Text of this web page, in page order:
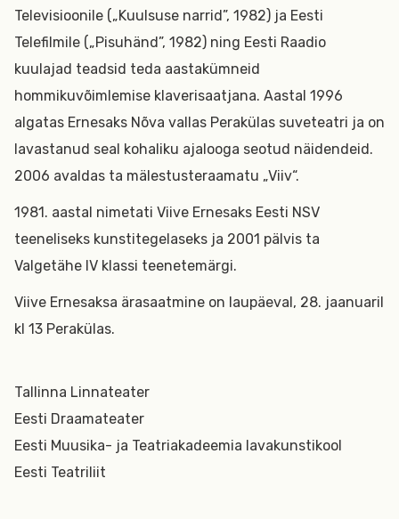
Televisioonile („Kuulsuse narrid”, 1982) ja Eesti
Telefilmile („Pisuhänd”, 1982) ning Eesti Raadio
kuulajad teadsid teda aastakümneid
hommikuvõimlemise klaverisaatjana. Aastal 1996
algatas Ernesaks Nõva vallas Perakülas suveteatri ja on
lavastanud seal kohaliku ajalooga seotud näidendeid.
2006 avaldas ta mälestusteraamatu „Viiv“.
1981. aastal nimetati Viive Ernesaks Eesti NSV
teeneliseks kunstitegelaseks ja 2001 pälvis ta
Valgetähe IV klassi teenetemärgi.
Viive Ernesaksa ärasaatmine on laupäeval, 28. jaanuaril
kl 13 Perakülas.
Tallinna Linnateater
Eesti Draamateater
Eesti Muusika- ja Teatriakadeemia lavakunstikool
Eesti Teatriliit